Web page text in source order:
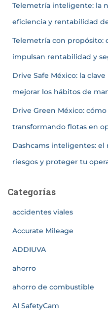
Telemetría inteligente: la
eficiencia y rentabilidad
Telemetría con propósito:
impulsan rentabilidad y
Drive Safe México: la
mejorar los hábitos de
Drive Green México:
transformando flotas en
Dashcams inteligentes: el
riesgos y proteger tu
Categorías
accidentes viales
Accurate Mileage
ADDIUVA
ahorro
ahorro de combustible
AI SafetyCam